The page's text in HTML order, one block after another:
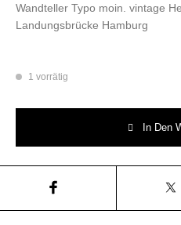
Wandteller Typo moin. vintage
Landungsbrücke Hamburg
1 vorrätig
In Den